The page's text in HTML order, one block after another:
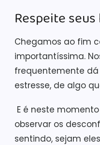
Respeite
Chegamos ao fim
importantíssima.
frequentemente
estresse, de algo
E é neste
observar os
sentindo, sejam